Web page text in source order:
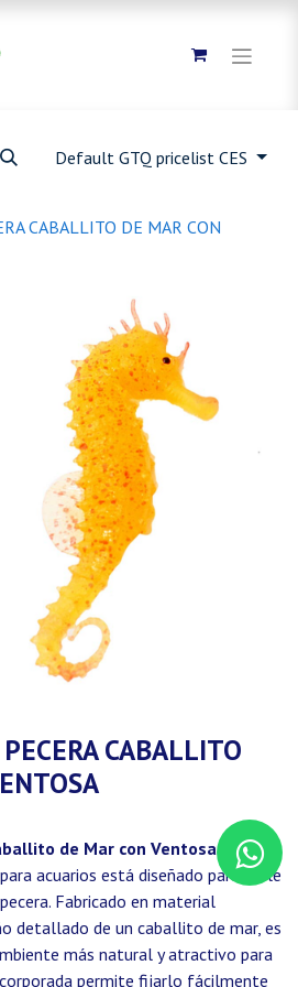
Default GTQ pricelist CES
CABALLITO DE MAR CON
CABALLITO
de Mar con Ventosa
acuarios está diseñado para darle
Fabricado en material
detallado de un caballito de mar, es
más natural y atractivo para
permite fijarlo fácilmente